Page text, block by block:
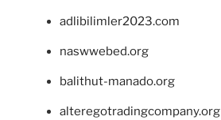
adlibilimler2023.com
naswwebed.org
balithut-manado.org
alteregotradingcompany.org